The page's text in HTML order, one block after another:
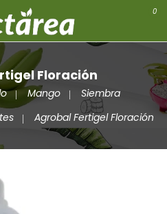
0
Floración
Mango
Siembra
Agrobal Fertigel Floración